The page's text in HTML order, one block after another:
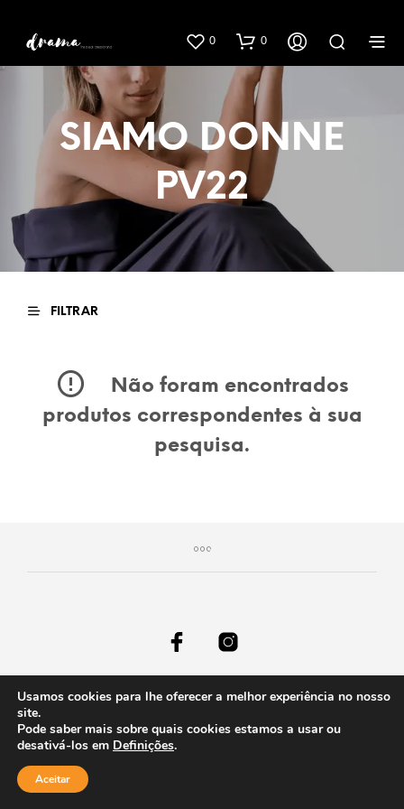
0 0
SIAMO DONNE
PV22
FILTRAR
Não foram encontrados
produtos correspondentes à sua
pesquisa.
Usamos cookies para lhe oferecer a melhor experiência no nosso
site.
Pode saber mais sobre quais cookies estamos a usar ou
desativá-los em Definições.
Aceitar